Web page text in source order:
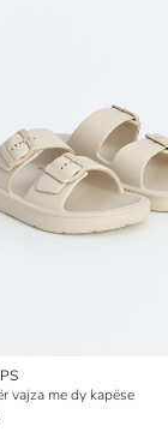
vajza me dy kapëse